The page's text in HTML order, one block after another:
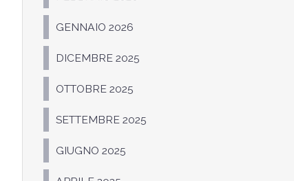
GENNAIO 2026
DICEMBRE 2025
OTTOBRE 2025
SETTEMBRE 2025
GIUGNO 2025